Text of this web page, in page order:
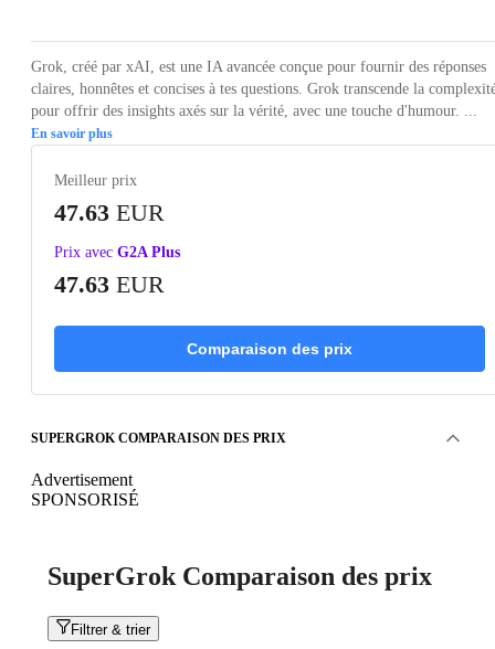
Grok, créé par xAI, est une IA avancée conçue pour fournir des réponses
claires, honnêtes et concises à tes questions. Grok transcende la
pour offrir des insights axés sur la vérité, avec une touche d'humour. ...
En savoir plus
Meilleur prix
47.63 EUR
Prix avec G2A Plus
47.63 EUR
Comparaison des prix
SUPERGROK COMPARAISON DES PRIX
Advertisement
SPONSORISÉ
SuperGrok Comparaison des prix
Filtrer & trier